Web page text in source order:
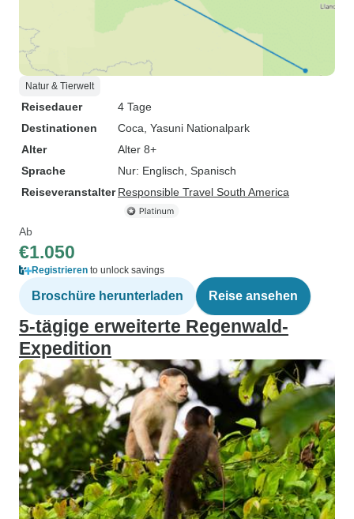
Natur & Tierwelt
Reisedauer
4 Tage
Destinationen
Coca , Yasuni Nationalpark
Alter
Alter 8+
Sprache
Nur: Englisch, Spanisch
Reiseveranstalter Responsible Travel South America
Ab
€1.050
Registrieren to unlock savings
Broschüre herunterladen Reise ansehen
5-tägige erweiterte Regenwald-
Expedition